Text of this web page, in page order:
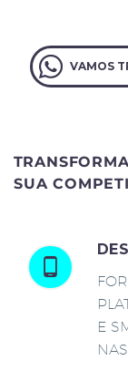
VAMOS
SUA
E